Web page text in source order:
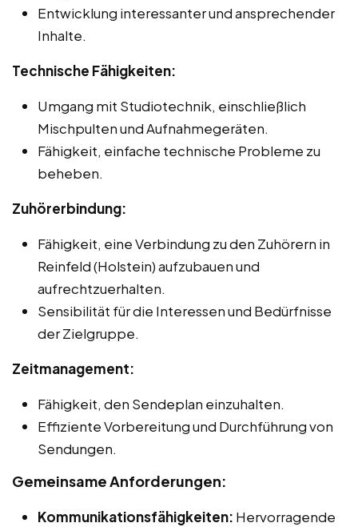
Entwicklung interessanter und ansprechender
Inhalte.
Technische Fähigkeiten:
Umgang mit Studiotechnik, einschließlich
Mischpulten und Aufnahmegeräten.
Fähigkeit, einfache technische Probleme zu
beheben.
Zuhörerbindung:
Fähigkeit, eine Verbindung zu den Zuhörern in
Reinfeld (Holstein) aufzubauen und
aufrechtzuerhalten.
Sensibilität für die Interessen und Bedürfnisse
der Zielgruppe.
Zeitmanagement:
Fähigkeit, den Sendeplan einzuhalten.
Effiziente Vorbereitung und Durchführung von
Sendungen.
Gemeinsame Anforderungen:
Kommunikationsfähigkeiten: Hervorragende